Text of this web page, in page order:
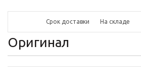
Срок доставки На складе
Оригинал